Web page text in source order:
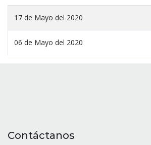
17 de Mayo del 2020
06 de Mayo del 2020
Contáctanos